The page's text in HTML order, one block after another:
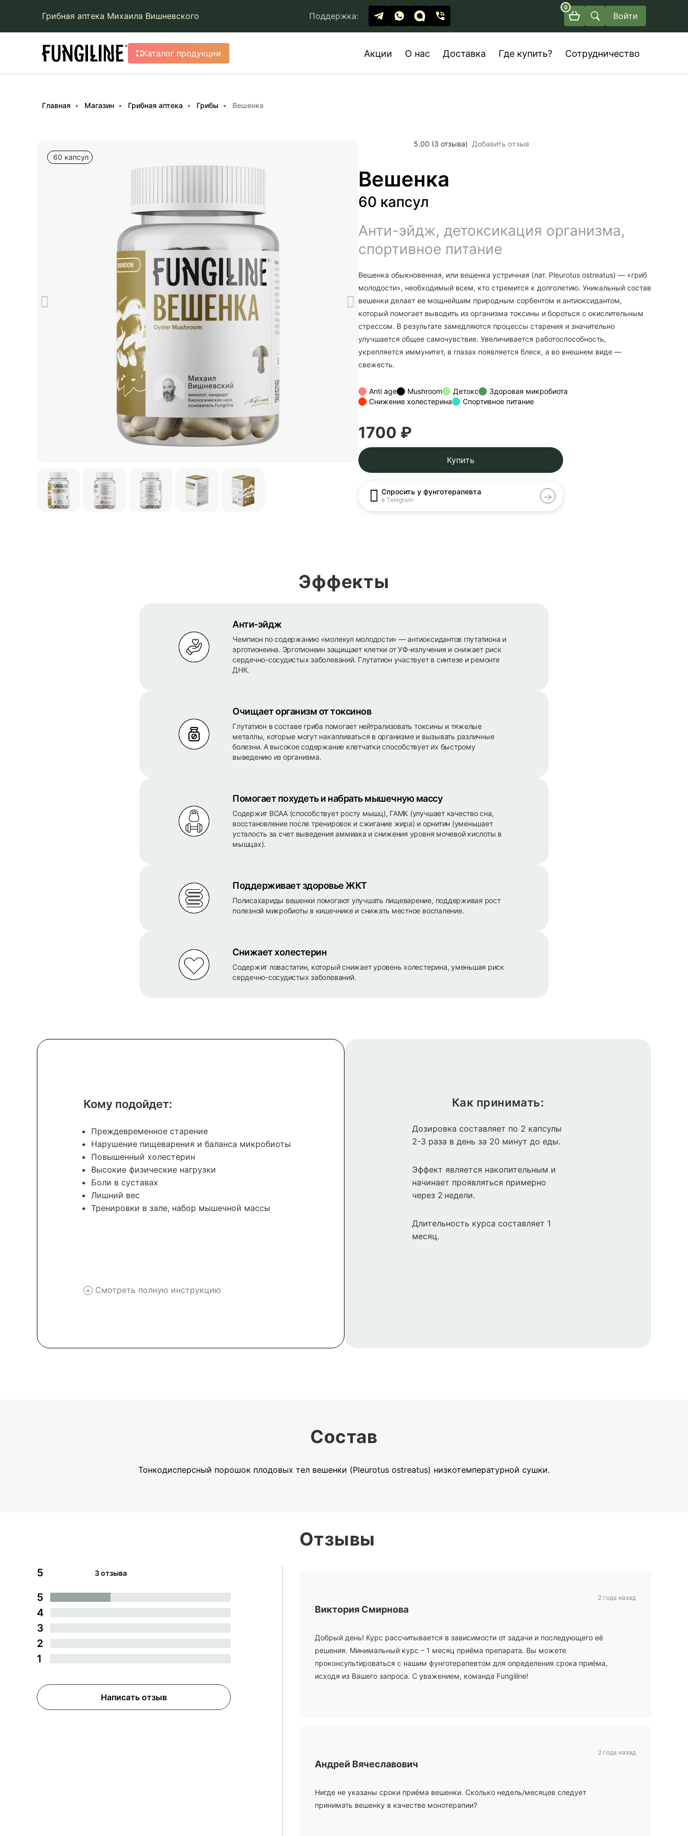
Грибная аптека Михаила Вишневского Поддержка:
0
Войти
Каталог продукции Акции О нас Доставка Где купить? Сотрудничество
Главная Магазин Грибная аптека Грибы Вешенка
60 капсул
5.00 (3 отзыва) Добавить отзыв
Вешенка
60 капсул
Анти-эйдж, детоксикация организма,
спортивное питание
Вешенка обыкновенная, или вешенка устричная (лат. Pleurotus ostreatus) — «гриб
молодости», необходимый всем, кто стремится к долголетию. Уникальный состав
вешенки делает ее мощнейшим природным сорбентом и антиоксидантом,
который помогает выводить из организма токсины и бороться с окислительным
стрессом. В результате замедляются процессы старения и значительно
улучшается общее самочувствие. Увеличивается работоспособность,
укрепляется иммунитет, в глазах появляется блеск, а во внешнем виде —
свежесть.
Anti age Mushroom Детокс
Здоровая микробиота
Снижение холестерина
Спортивное питание
1700 ₽
Купить
Спросить у фунготерапевта
в Telegram
Эффекты
Анти-эйдж
Чемпион по содержанию «молекул молодости» — антиоксидантов глутатиона и
эрготионеина. Эрготионеин защищает клетки от УФ-излучения и снижает риск
сердечно-сосудистых заболеваний. Глутатион участвует в синтезе и ремонте
ДНК.
Очищает организм от токсинов
Глутатион в составе гриба помогает нейтрализовать токсины и тяжелые
металлы, которые могут накапливаться в организме и вызывать различные
болезни. А высокое содержание клетчатки способствует их быстрому
выведению из организма.
Помогает похудеть и набрать мышечную массу
Содержит BCAA (способствует росту мышц), ГАМК (улучшает качество сна,
восстановление после тренировок и сжигание жира) и орнитин (уменьшает
усталость за счет выведения аммиака и снижения уровня мочевой кислоты в
мышцах).
Поддерживает здоровье ЖКТ
Полисахариды вешенки помогают улучшать пищеварение, поддерживая рост
полезной микробиоты в кишечнике и снижать местное воспаление.
Снижает холестерин
Содержит ловастатин, который снижает уровень холестерина, уменьшая риск
сердечно-сосудистых заболеваний.
Кому подойдет:
Преждевременное старение
Нарушение пищеварения и баланса микробиоты
Повышенный холестерин
Высокие физические нагрузки
Боли в суставах
Лишний вес
Тренировки в зале, набор мышечной массы
Смотреть полную инструкцию
Как принимать:
Дозировка составляет по 2 капсулы
2-3 раза в день за 20 минут до еды.
Эффект является накопительным и
начинает проявляться примерно
через 2 недели.
Длительность курса составляет 1
месяц.
Состав
Тонкодисперсный порошок плодовых тел вешенки (Pleurotus ostreatus) низкотемпературной сушки.
5 3 отзыва
5
4
3
2
1
Написать отзыв
Отзывы
Виктория Смирнова
Добрый день! Курс рассчитывается в зависимости от задачи и последующего её
решения. Минимальный курс – 1 месяц приёма препарата. Вы можете
проконсультироваться с нашим фунготерапевтом для определения срока приёма,
исходя из Вашего запроса. С уважением, команда Fungiline!
2 года назад
Андрей Вячеславович
Нигде не указаны сроки приёма вешенки. Сколько недель/месяцев следует
принимать вешенку в качестве монотерапии?
2 года назад